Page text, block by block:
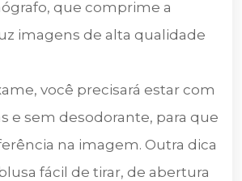
que comprime a
imagens de alta qualidade
você precisará estar com
e sem desodorante, para que
na imagem. Outra dica
fácil de tirar, de abertura